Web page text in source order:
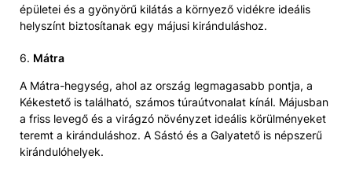
épületei és a gyönyörű kilátás a környező vidékre ideális
helyszínt biztosítanak egy májusi kiránduláshoz.
6. Mátra
A Mátra-hegység, ahol az ország legmagasabb pontja, a
Kékestető is található, számos túraútvonalat kínál. Májusban
a friss levegő és a virágzó növényzet ideális körülményeket
teremt a kiránduláshoz. A Sástó és a Galyatető is népszerű
kirándulóhelyek.